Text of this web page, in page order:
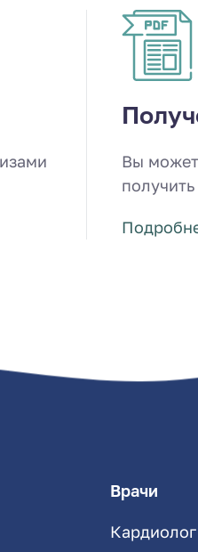
Вы
Врачи
Кардиолог